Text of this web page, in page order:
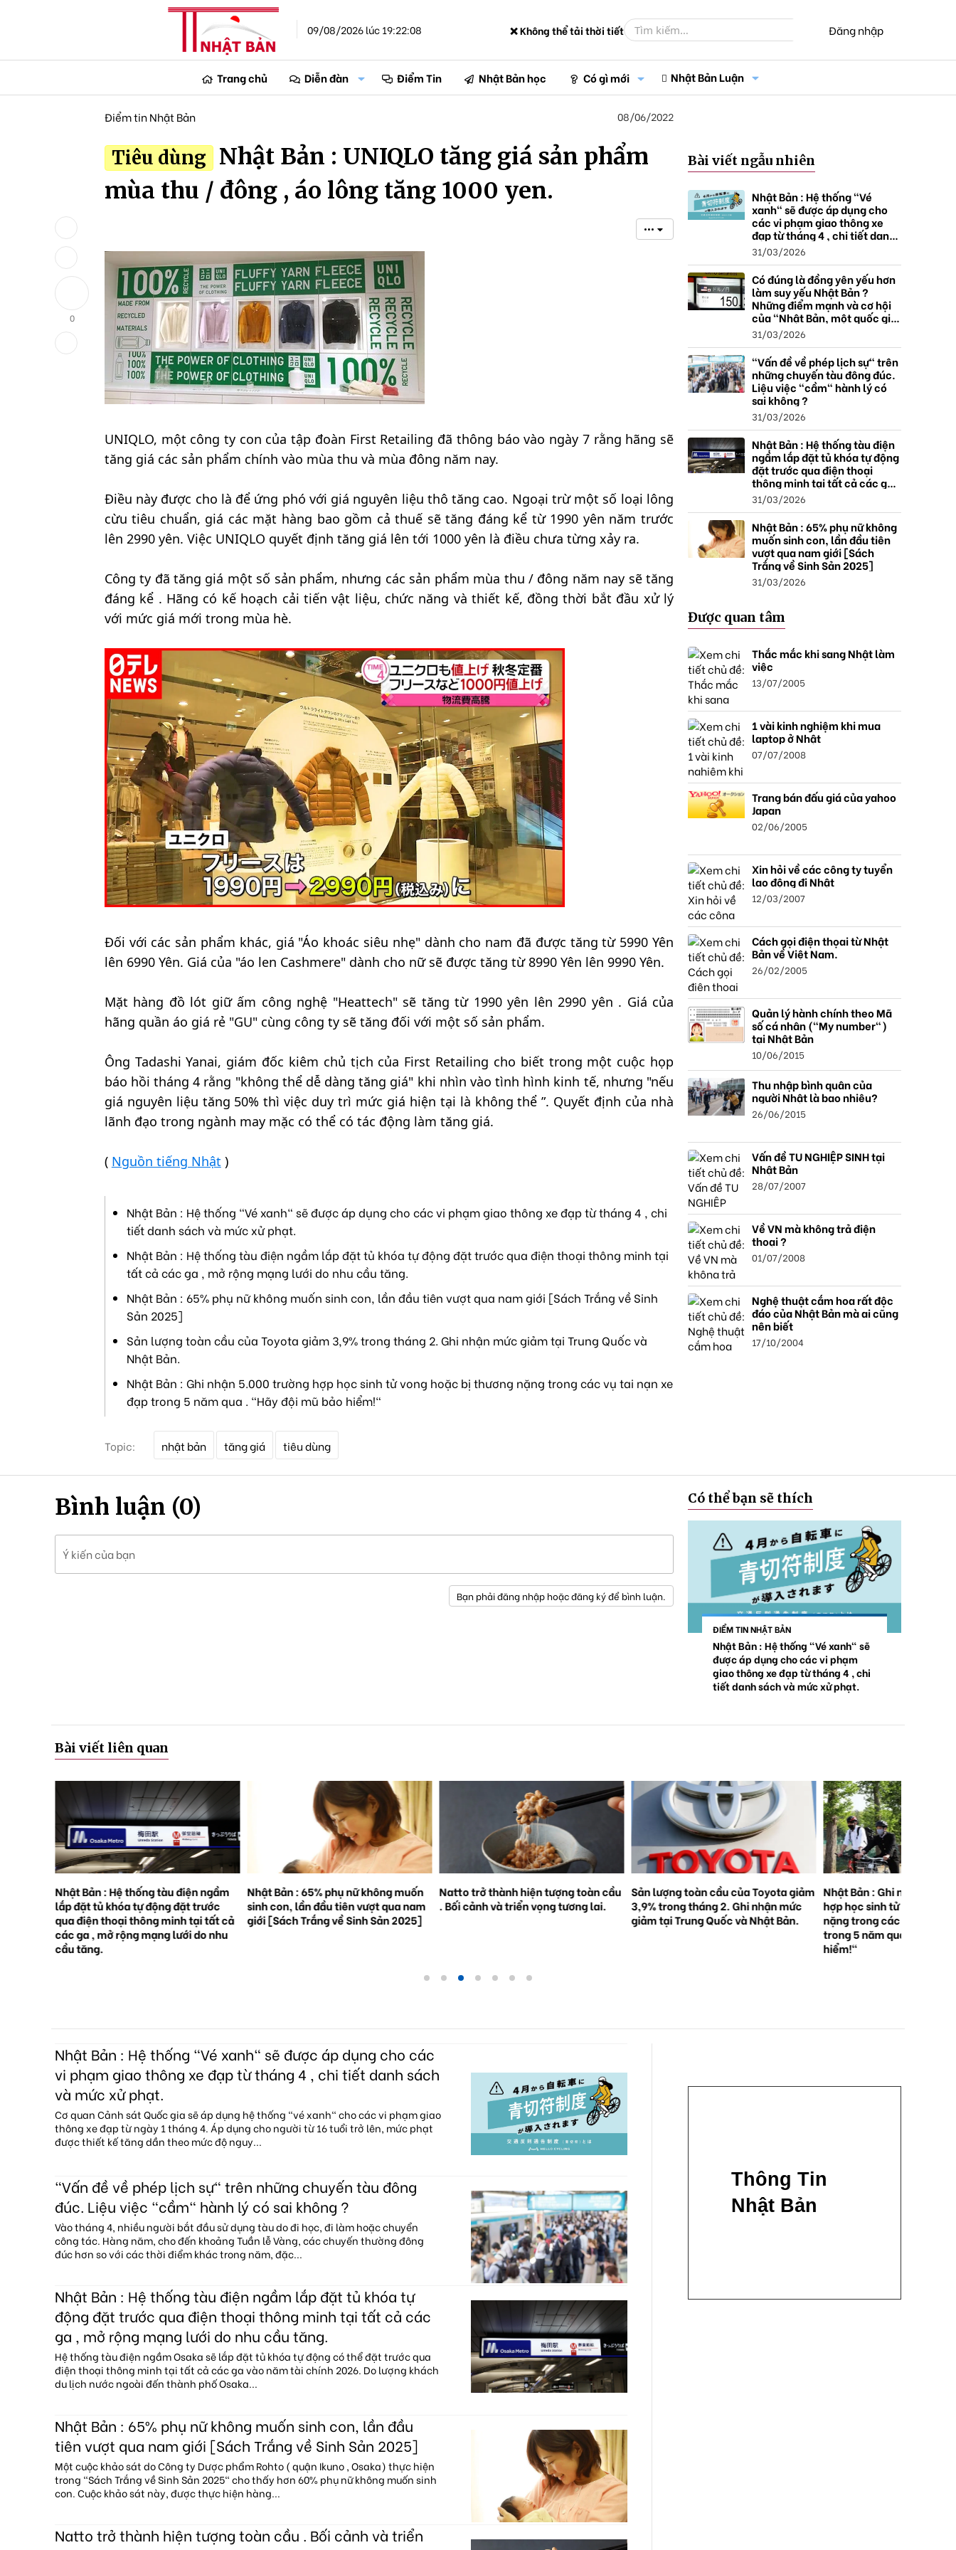
09/08/2026 lúc 19:22:08 ❌ Không thể tải thời tiết Đăng nhập
Trang chủ Diễn đàn Điểm Tin Nhật Bản học Có gì mới Nhật Bản Luận
0
Điểm tin Nhật Bản 08/06/2022
Tiêu dùng
Nhật Bản : UNIQLO tăng giá sản phẩm
mùa thu / đông , áo lông tăng 1000 yen.
•••
UNIQLO, một công ty con của tập đoàn First Retailing đã thông báo vào ngày 7 rằng hãng sẽ
tăng giá các sản phẩm chính vào mùa thu và mùa đông năm nay.
Điều này được cho là để ứng phó với giá nguyên liệu thô tăng cao. Ngoại trừ một số loại lông
cừu tiêu chuẩn, giá các mặt hàng bao gồm cả thuế sẽ tăng đáng kể từ 1990 yên năm trước
lên 2990 yên. Việc UNIQLO quyết định tăng giá lên tới 1000 yên là điều chưa từng xảy ra.
Công ty đã tăng giá một số sản phẩm, nhưng các sản phẩm mùa thu / đông năm nay sẽ tăng
đáng kể . Hãng có kế hoạch cải tiến vật liệu, chức năng và thiết kế, đồng thời bắt đầu xử lý
với mức giá mới trong mùa hè.
Đối với các sản phẩm khác, giá "Áo khoác siêu nhẹ" dành cho nam đã được tăng từ 5990 Yên
lên 6990 Yên. Giá của "áo len Cashmere" dành cho nữ sẽ được tăng từ 8990 Yên lên 9990 Yên.
Mặt hàng đồ lót giữ ấm công nghệ "Heattech" sẽ tăng từ 1990 yên lên 2990 yên . Giá của
hãng quần áo giá rẻ "GU" cùng công ty sẽ tăng đối với một số sản phẩm.
Ông Tadashi Yanai, giám đốc kiêm chủ tịch của First Retailing cho biết trong một cuộc họp
báo hồi tháng 4 rằng "không thể dễ dàng tăng giá" khi nhìn vào tình hình kinh tế, nhưng "nếu
giá nguyên liệu tăng 50% thì việc duy trì mức giá hiện tại là không thể ”. Quyết định của nhà
lãnh đạo trong ngành may mặc có thể có tác động làm tăng giá.
( Nguồn tiếng Nhật )
Nhật Bản : Hệ thống "Vé xanh" sẽ được áp dụng cho các vi phạm giao thông xe đạp từ tháng 4 , chi
tiết danh sách và mức xử phạt.
Nhật Bản : Hệ thống tàu điện ngầm lắp đặt tủ khóa tự động đặt trước qua điện thoại thông minh tại
tất cả các ga , mở rộng mạng lưới do nhu cầu tăng.
Nhật Bản : 65% phụ nữ không muốn sinh con, lần đầu tiên vượt qua nam giới [Sách Trắng về Sinh
Sản 2025]
Sản lượng toàn cầu của Toyota giảm 3,9% trong tháng 2. Ghi nhận mức giảm tại Trung Quốc và
Nhật Bản.
Nhật Bản : Ghi nhận 5.000 trường hợp học sinh tử vong hoặc bị thương nặng trong các vụ tai nạn xe
đạp trong 5 năm qua . "Hãy đội mũ bảo hiểm!"
Topic:
a
nhật bản tăng giá tiêu dùng
Bài viết ngẫu nhiên
Nhật Bản : Hệ thống "Vé
xanh" sẽ được áp dụng cho
các vi phạm giao thông xe
đạp từ tháng 4 , chi tiết danh
sách và mức xử phạt.
31/03/2026
Có đúng là đồng yên yếu hơn
làm suy yếu Nhật Bản ?
Những điểm mạnh và cơ hội
của "Nhật Bản, một quốc gia
thặng dư".
31/03/2026
"Vấn đề về phép lịch sự" trên
những chuyến tàu đông đúc.
Liệu việc "cầm" hành lý có
sai không ?
31/03/2026
Nhật Bản : Hệ thống tàu điện
ngầm lắp đặt tủ khóa tự động
đặt trước qua điện thoại
thông minh tại tất cả các ga ,
mở rộng mạng lưới do nhu
cầu tăng.
31/03/2026
Nhật Bản : 65% phụ nữ không
muốn sinh con, lần đầu tiên
vượt qua nam giới [Sách
Trắng về Sinh Sản 2025]
31/03/2026
Được quan tâm
Thắc mắc khi sang Nhật làm
việc
13/07/2005
1 vài kinh nghiệm khi mua
laptop ở Nhật
07/07/2008
Trang bán đấu giá của yahoo
Japan
02/06/2005
Xin hỏi về các công ty tuyển
lao động đi Nhật
12/03/2007
Cách gọi điện thọai từ Nhật
Bản về Việt Nam.
26/02/2005
Quản lý hành chính theo Mã
số cá nhân ("My number")
tại Nhật Bản
10/06/2015
Thu nhập bình quân của
người Nhật là bao nhiêu?
26/06/2015
Vấn đề TU NGHIỆP SINH tại
Nhật Bản
28/07/2007
Về VN mà không trả điện
thoại ?
01/07/2008
Nghệ thuật cắm hoa rất độc
đáo của Nhật Bản mà ai cũng
nên biết
17/10/2004
Bình luận (0)
Ý kiến của bạn
Bạn phải đăng nhập hoặc đăng ký để bình luận.
Có thể bạn sẽ thích
ĐIỂM TIN NHẬT BẢN
Nhật Bản : Hệ thống "Vé xanh" sẽ
được áp dụng cho các vi phạm
giao thông xe đạp từ tháng 4 , chi
tiết danh sách và mức xử phạt.
Bài viết liên quan
Nhật Bản : Hệ thống tàu điện ngầm
lắp đặt tủ khóa tự động đặt trước
qua điện thoại thông minh tại tất cả
các ga , mở rộng mạng lưới do nhu
cầu tăng.
Nhật Bản : 65% phụ nữ không muốn
sinh con, lần đầu tiên vượt qua nam
giới [Sách Trắng về Sinh Sản 2025]
Natto trở thành hiện tượng toàn cầu
. Bối cảnh và triển vọng tương lai.
Sản lượng toàn cầu của Toyota giảm
3,9% trong tháng 2. Ghi nhận mức
giảm tại Trung Quốc và Nhật Bản.
Nhật Bản : Ghi nhận
hợp học sinh tử vong
nặng trong các vụ tai nạn
trong 5 năm qua . "Hãy
hiểm!"
Nhật Bản : Hệ thống "Vé xanh" sẽ được áp dụng cho các
vi phạm giao thông xe đạp từ tháng 4 , chi tiết danh sách
và mức xử phạt.
Cơ quan Cảnh sát Quốc gia sẽ áp dụng hệ thống "vé xanh" cho các vi phạm giao
thông xe đạp từ ngày 1 tháng 4. Áp dụng cho người từ 16 tuổi trở lên, mức phạt
được thiết kế tăng dần theo mức độ nguy...
"Vấn đề về phép lịch sự" trên những chuyến tàu đông
đúc. Liệu việc "cầm" hành lý có sai không ?
Vào tháng 4, nhiều người bắt đầu sử dụng tàu do đi học, đi làm hoặc chuyển
công tác. Hàng năm, cho đến khoảng Tuần lễ Vàng, các chuyến thường đông
đúc hơn so với các thời điểm khác trong năm, đặc...
Nhật Bản : Hệ thống tàu điện ngầm lắp đặt tủ khóa tự
động đặt trước qua điện thoại thông minh tại tất cả các
ga , mở rộng mạng lưới do nhu cầu tăng.
Hệ thống tàu điện ngầm Osaka sẽ lắp đặt tủ khóa tự động có thể đặt trước qua
điện thoại thông minh tại tất cả các ga vào năm tài chính 2026. Do lượng khách
du lịch nước ngoài đến thành phố Osaka...
Nhật Bản : 65% phụ nữ không muốn sinh con, lần đầu
tiên vượt qua nam giới [Sách Trắng về Sinh Sản 2025]
Một cuộc khảo sát do Công ty Dược phẩm Rohto ( quận Ikuno , Osaka) thực hiện
trong "Sách Trắng về Sinh Sản 2025" cho thấy hơn 60% phụ nữ không muốn sinh
con. Cuộc khảo sát này, được thực hiện hàng...
Natto trở thành hiện tượng toàn cầu . Bối cảnh và triển
Thông Tin
Nhật Bản